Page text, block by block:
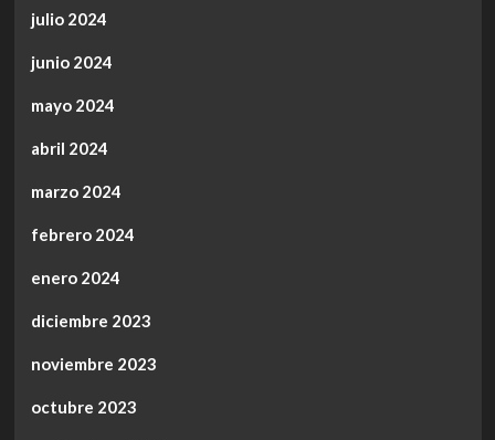
julio 2024
junio 2024
mayo 2024
abril 2024
marzo 2024
febrero 2024
enero 2024
diciembre 2023
noviembre 2023
octubre 2023